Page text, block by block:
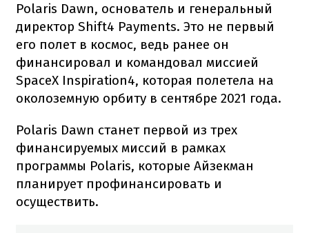
Polaris Dawn, основатель и генеральный
директор Shift4 Payments. Это не первый
его полет в космос, ведь ранее он
финансировал и командовал миссией
SpaceX Inspiration4, которая полетела на
околоземную орбиту в сентябре 2021 года.
Polaris Dawn станет первой из трех
финансируемых миссий в рамках
программы Polaris, которые Айзекман
планирует профинансировать и
осуществить.